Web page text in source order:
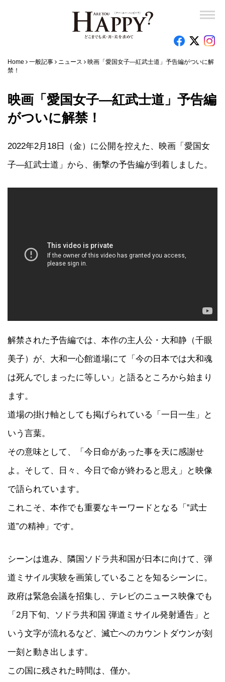
Home 一般記事 ニュース
映画「愛国女子―紅武士道」予告編がついに解
禁！
映画「愛国女子―紅武士道」予告編
がついに解禁！
2022年2月18日（金）に公開を控えた、映画「愛国女
子―紅武士道」から、衝撃の予告編が到着しました。
解禁された予告編では、本作の主人公・大和静（千眼
美子）が、大和一心館道場にて「今の日本では大和魂
は死んでしまったに等しい」と語るところから始まり
ます。
道場の掛け軸としても掲げられている「一日一生」と
いう言葉。
その意味として、「今日命があった事を天に感謝せ
よ。そして、日々、今日で命が終わると思え」と映像
で語られています。
これこそ、本作でも重要なキーワードとなる「‟武士
道”の精神」です。
シーンは進み、隣国ソドラ共和国が日本に向けて、弾
道ミサイル実験を画策していることを知るシーンに。
政府は緊急会議を招集し、テレビのニュース映像でも
「2月下旬、ソドラ共和国 弾道ミサイル発射通告」と
いう文字が流れるなど、滅亡へのカウントダウンが刻
一刻と動き出します。
この国に残された時間は、僅か。